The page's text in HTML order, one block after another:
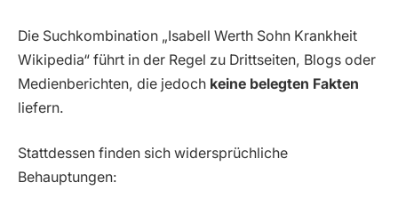
Die Suchkombination „Isabell Werth Sohn Krankheit
Wikipedia“ führt in der Regel zu Drittseiten, Blogs oder
Medienberichten, die jedoch keine belegten Fakten
liefern.
Stattdessen finden sich widersprüchliche
Behauptungen: